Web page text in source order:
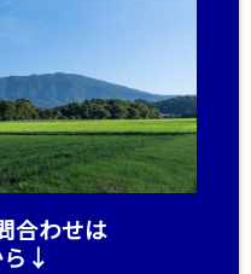
合わせは
ら↓